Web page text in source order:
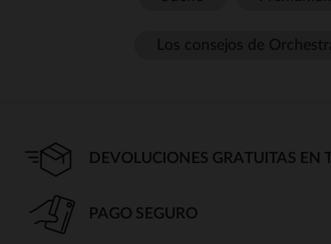
DEVOLUCIONES GRATUITAS EN
PAGO SEGURO